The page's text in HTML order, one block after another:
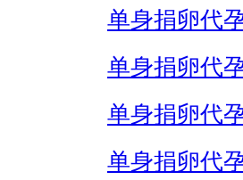
单身捐卵代
单身捐卵代
单身捐卵代
单身捐卵代